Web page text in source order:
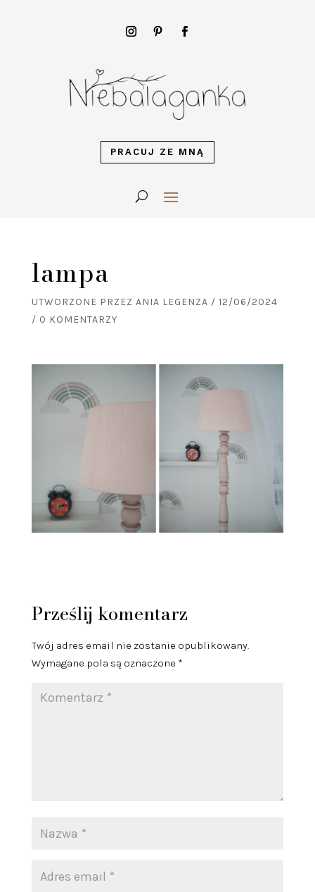
PRACUJ ZE MNĄ
lampa
UTWORZONE PRZEZ ANIA LEGENZA / 12/06/2024
/ 0 KOMENTARZY
Prześlij komentarz
Twój adres email nie zostanie opublikowany.
Wymagane pola są oznaczone *